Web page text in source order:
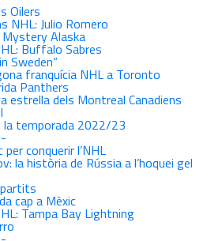
Oilers
NHL: Julio Romero
Mystery Alaska
Buffalo Sabres
Sweden”
franquícia NHL a Toronto
Panthers
estrella dels Montreal Canadiens
temporada 2022/23
conquerir l’NHL
la història de Rússia a l’hoquei gel
cap a Mèxic
Tampa Bay Lightning